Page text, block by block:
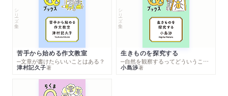
シリーズ・全集
苦手から始める作文教室
─文章が書けたらいいことはある？
津村記久子著
シリーズ・全集
生きものを探究する
─自然を観察するってどういうこと？
小島渉著